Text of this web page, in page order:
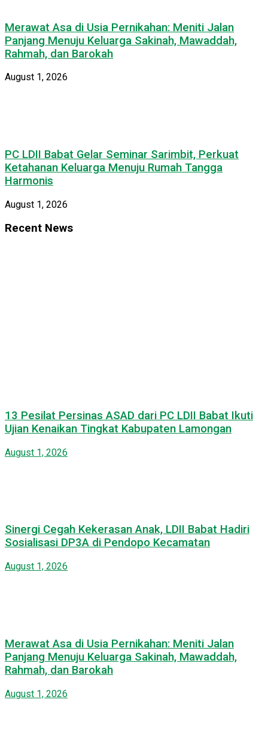
Merawat Asa di Usia Pernikahan: Meniti Jalan
Panjang Menuju Keluarga Sakinah, Mawaddah,
Rahmah, dan Barokah
August 1, 2026
PC LDII Babat Gelar Seminar Sarimbit, Perkuat
Ketahanan Keluarga Menuju Rumah Tangga
Harmonis
August 1, 2026
Recent News
13 Pesilat Persinas ASAD dari PC LDII Babat Ikuti
Ujian Kenaikan Tingkat Kabupaten Lamongan
August 1, 2026
Sinergi Cegah Kekerasan Anak, LDII Babat Hadiri
Sosialisasi DP3A di Pendopo Kecamatan
August 1, 2026
Merawat Asa di Usia Pernikahan: Meniti Jalan
Panjang Menuju Keluarga Sakinah, Mawaddah,
Rahmah, dan Barokah
August 1, 2026